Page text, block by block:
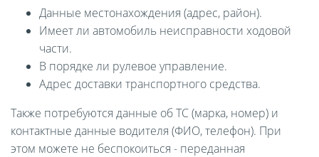
Данные местонахождения (адрес, район).
Имеет ли автомобиль неисправности ходовой
части.
В порядке ли рулевое управление.
Адрес доставки транспортного средства.
Также потребуются данные об ТС (марка, номер) и
контактные данные водителя (ФИО, телефон). При
этом можете не беспокоиться - переданная